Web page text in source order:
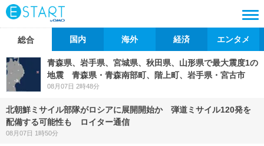
総合 国内 海外 経済 エンタメ
青森県、岩手県、宮城県、秋田県、山形県で最大震度1の
地震 青森県・青森南部町、階上町、岩手県・宮古市
08月07日 2時48分
北朝鮮ミサイル部隊がロシアに展開開始か 弾道ミサイル120発を
配備する可能性も ロイター通信
08月07日 1時50分